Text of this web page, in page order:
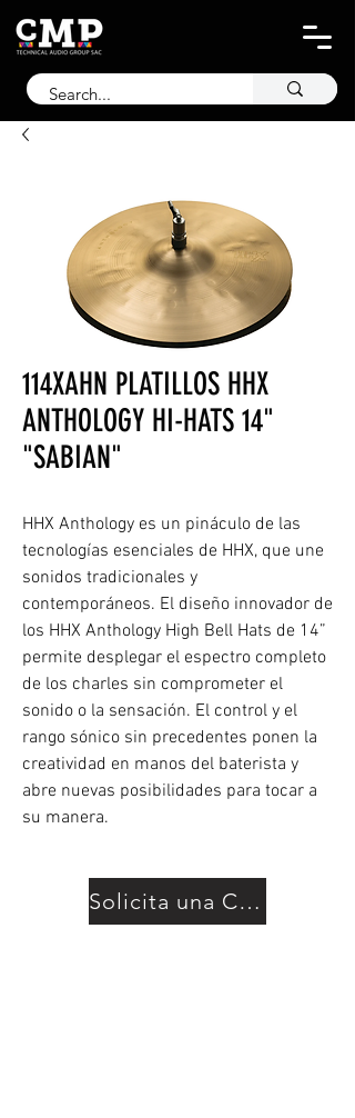
114XAHN PLATILLOS HHX
ANTHOLOGY HI-HATS 14"
"SABIAN"
HHX Anthology es un pináculo de las
tecnologías esenciales de HHX, que une
sonidos tradicionales y
contemporáneos. El diseño innovador de
los HHX Anthology High Bell Hats de 14”
permite desplegar el espectro completo
de los charles sin comprometer el
sonido o la sensación. El control y el
rango sónico sin precedentes ponen la
creatividad en manos del baterista y
abre nuevas posibilidades para tocar a
su manera.
Solicita una Cotización